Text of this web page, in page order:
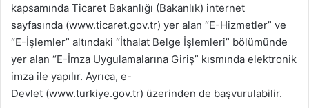
kapsamında Ticaret Bakanlığı (Bakanlık) internet
sayfasında (www.ticaret.gov.tr) yer alan “E-Hizmetler” ve
“E-İşlemler” altındaki “İthalat Belge İşlemleri” bölümünde
yer alan “E-İmza Uygulamalarına Giriş” kısmında elektronik
imza ile yapılır. Ayrıca, e-
Devlet (www.turkiye.gov.tr) üzerinden de başvurulabilir.